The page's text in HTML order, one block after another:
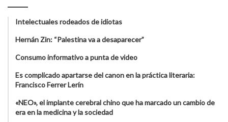
Intelectuales rodeados de idiotas
Hernán Zin: “Palestina va a desaparecer”
Consumo informativo a punta de video
Es complicado apartarse del canon en la práctica literaria:
Francisco Ferrer Lerín
«NEO», el implante cerebral chino que ha marcado un cambio de
era en la medicina y la sociedad